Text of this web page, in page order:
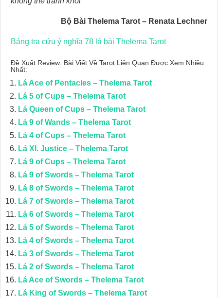
Bộ Bài Thelema Tarot – Renata Lechner
Bảng tra cứu ý nghĩa 78 lá bài Thelema Tarot
Đề Xuất Review: Bài Viết Về Tarot Liên Quan Được Xem Nhiều
Nhất:
Lá Ace of Pentacles – Thelema Tarot
Lá 5 of Cups – Thelema Tarot
Lá Queen of Cups – Thelema Tarot
Lá 9 of Wands – Thelema Tarot
Lá 4 of Cups – Thelema Tarot
Lá XI. Justice – Thelema Tarot
Lá 9 of Cups – Thelema Tarot
Lá 9 of Swords – Thelema Tarot
Lá 8 of Swords – Thelema Tarot
Lá 7 of Swords – Thelema Tarot
Lá 6 of Swords – Thelema Tarot
Lá 5 of Swords – Thelema Tarot
Lá 4 of Swords – Thelema Tarot
Lá 3 of Swords – Thelema Tarot
Lá 2 of Swords – Thelema Tarot
Lá Ace of Swords – Thelema Tarot
Lá King of Swords – Thelema Tarot